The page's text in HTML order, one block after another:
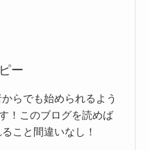
ー
らでも始められるよう
！このブログを読めば
こと間違いなし！